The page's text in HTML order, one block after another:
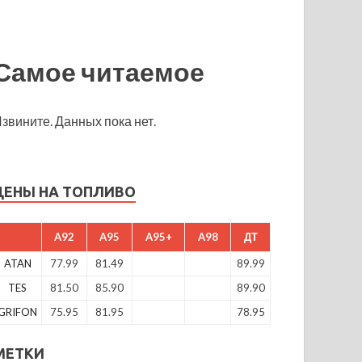
читаемое
Данных пока нет.
НА ТОПЛИВО
A92 A95 A95+ A98 ДТ
ATAN 77.99 81.49
89.99
TES
81.50 85.90
89.90
75.95 81.95 78.95